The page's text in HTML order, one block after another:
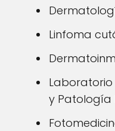
Linfoma
y Patología